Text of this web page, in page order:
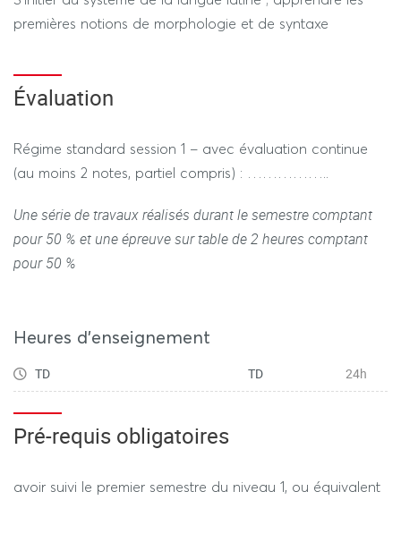
- la proposition infinitive (suite)
- le pronom relatif ; la proposition relative
autour de mots « concepts » ou d’expressions.
premières notions de morphologie et de syntaxe
Évaluation
Régime standard session 1 – avec évaluation continue
(au moins 2 notes, partiel compris) : ……………..
Une série de travaux réalisés durant le semestre comptant
pour 50 % et une épreuve sur table de 2 heures comptant
pour 50 %
Heures d'enseignement
TD TD 24h
Pré-requis obligatoires
avoir suivi le premier semestre du niveau 1, ou équivalent